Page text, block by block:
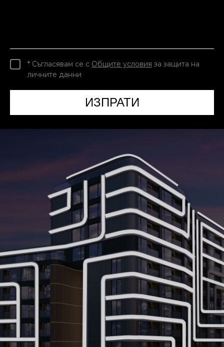
* Съгласявам се с Общите условия за защита на
личните данни